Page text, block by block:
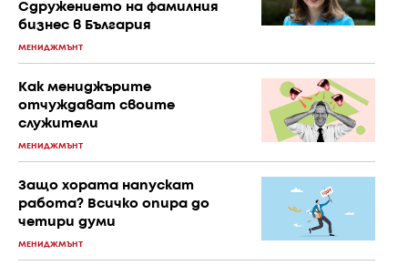
Сдружението на фамилния
бизнес в България
МЕНИДЖМЪНТ
Как мениджърите
отчуждават своите
служители
МЕНИДЖМЪНТ
Защо хората напускат
работа? Всичко опира до
четири думи
МЕНИДЖМЪНТ